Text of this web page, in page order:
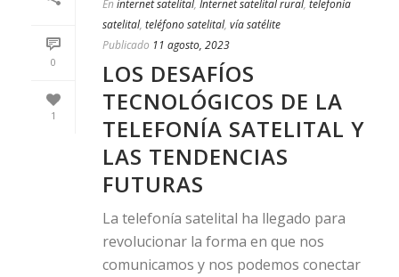
0
1
En internet satelital, Internet satelital rural, telefonía
satelital, teléfono satelital, vía satélite
Publicado 11 agosto, 2023
LOS DESAFÍOS
TECNOLÓGICOS DE LA
TELEFONÍA SATELITAL Y
LAS TENDENCIAS
FUTURAS
La telefonía satelital ha llegado para
revolucionar la forma en que nos
comunicamos y nos podemos conectar